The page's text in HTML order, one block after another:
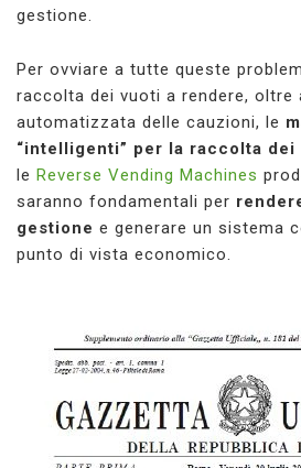
gestione.
Per ovviare a tutte queste
raccolta dei vuoti a rendere, oltre
automatizzata delle cauzioni, le
“intelligenti” per la raccolta
le Reverse Vending Machines
saranno fondamentali per
gestione e generare un sistema
punto di vista economico.